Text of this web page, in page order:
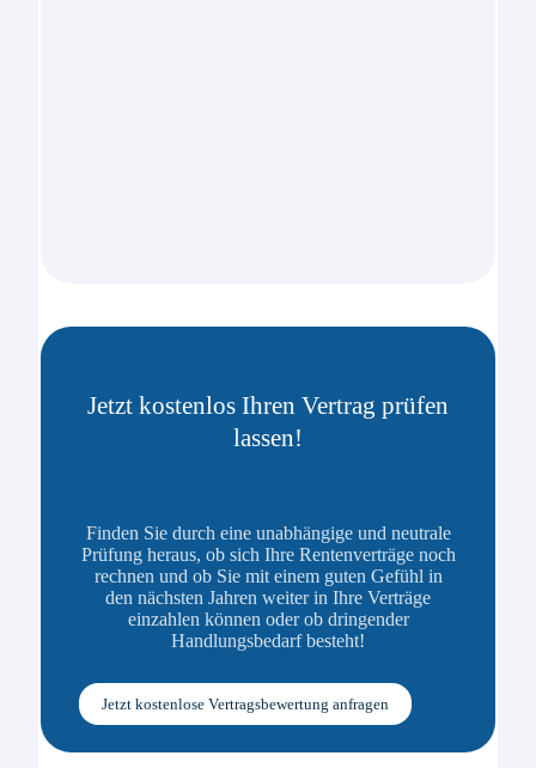
Jetzt kostenlos Ihren Vertrag prüfen
lassen!
Finden Sie durch eine unabhängige und neutrale
Prüfung heraus, ob sich Ihre Rentenverträge noch
rechnen und ob Sie mit einem guten Gefühl in
den nächsten Jahren weiter in Ihre Verträge
einzahlen können oder ob dringender
Handlungsbedarf besteht!
Jetzt kostenlose Vertragsbewertung anfragen